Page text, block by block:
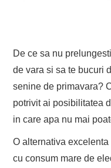
De ce sa nu
de vara si sa te bucuri
senine de primavara?
potrivit ai posibilitatea
in care apa nu mai
O alternativa
cu consum mare de